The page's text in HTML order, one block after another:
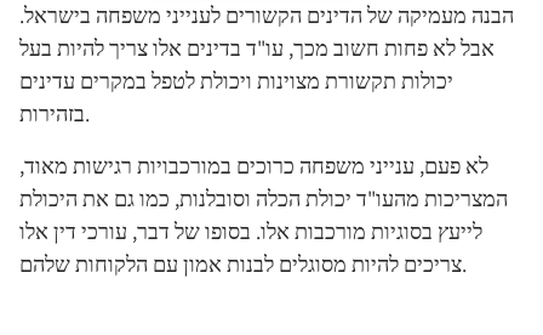
הבנה מעמיקה של הדינים הקשורים לענייני משפחה בישראל.
אבל לא פחות חשוב מכך, עו"ד בדינים אלו צריך להיות בעל
יכולות תקשורת מצוינות ויכולת לטפל במקרים עדינים
בזהירות.
לא פעם, ענייני משפחה כרוכים במורכבויות רגישות מאוד,
המצריכות מהעו"ד יכולת הכלה וסובלנות, כמו גם את היכולת
לייעץ בסוגיות מורכבות אלו. בסופו של דבר, עורכי דין אלו
צריכים להיות מסוגלים לבנות אמון עם הלקוחות שלהם.